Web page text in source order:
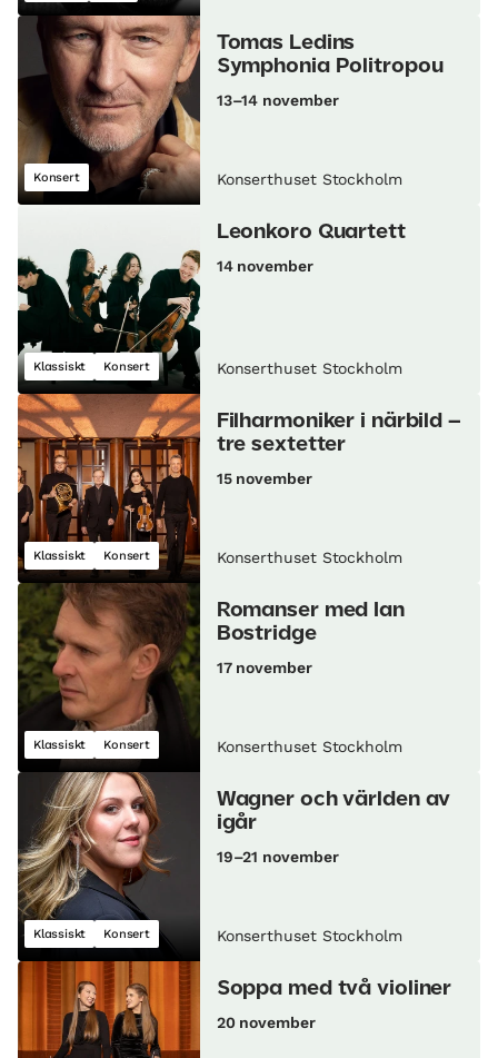
Konsert
Tomas Ledins
Symphonia Politropou
13–14 november
Konserthuset Stockholm
Klassiskt Konsert
Leonkoro Quartett
14 november
Konserthuset Stockholm
Klassiskt Konsert
Filharmoniker i närbild –
tre sextetter
15 november
Konserthuset Stockholm
Klassiskt Konsert
Romanser med Ian
Bostridge
17 november
Konserthuset Stockholm
Klassiskt Konsert
Wagner och världen av
igår
19–21 november
Konserthuset Stockholm
Soppa med två violiner
20 november